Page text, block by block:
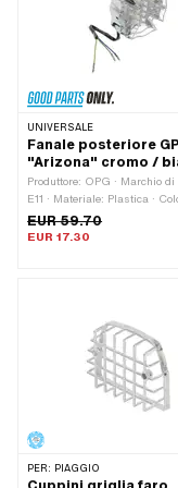
UNIVERSALE
Fanale posteriore
"Arizona" cromo /
Produttore: OPG · Marchio di
E11 · Materiale: Plastica ·
Cromo · Colore: bianco ·
100 mm · Altezza: 100 mm ·
Funzionamento a batteria:
del freno: Sì · Riflettori: No ·
punti di fissaggio: 2 Stk
EUR 59.70
EUR 17.30
PER: PIAGGIO